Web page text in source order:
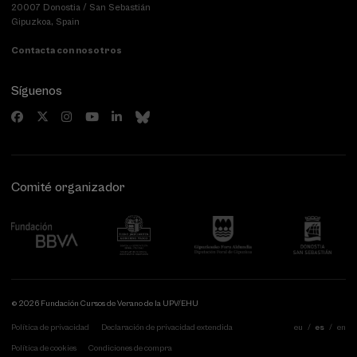
20007 Donostia / San Sebastián
Gipuzkoa, Spain
Contacta con nosotros
Síguenos
Comité organizador
© 2026 Fundación Cursos de Verano de la UPV/EHU
Política de privacidad Declaración de privacidad extendida
Política de cookies Condiciones de compra
eu es en